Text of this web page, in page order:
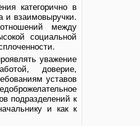
категорично в
и взаимовыручки.
между
социальной
уважение
доверие,
уставов
подразделений к
и как к